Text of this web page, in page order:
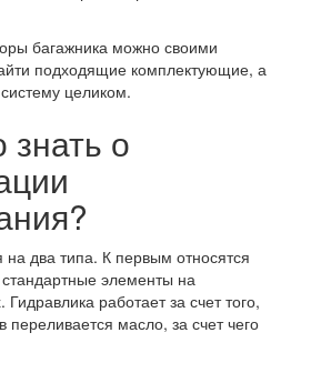
багажника можно своими
подходящие комплектующие, а
целиком.
знать о
два типа. К первым относятся
элементы на
работает за счет того,
переливается масло, за счет чего